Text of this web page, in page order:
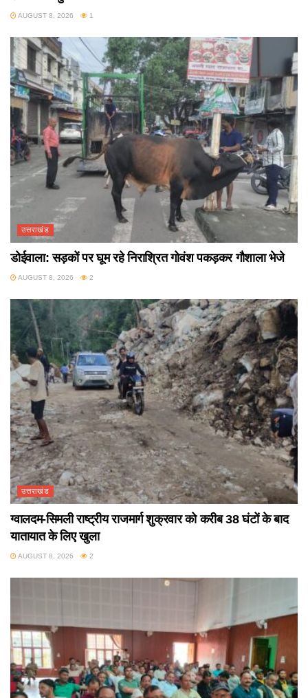
AUGUST 8, 2026 1
उत्तराखंड
डोईवाला: सड़कों पर घूम रहे निराश्रित गोवंश पकड़कर गौशाला भेजे
AUGUST 8, 2026 2
उत्तराखंड
ग्वालदम-सिमली राष्ट्रीय राजमार्ग शुक्रवार को करीब 38 घंटों के बाद
यातायात के लिए खुला
AUGUST 8, 2026 2